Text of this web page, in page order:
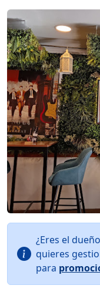
¿Eres el
quieres
para